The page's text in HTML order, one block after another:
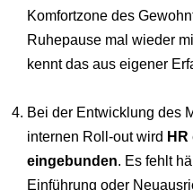
Komfortzone des
Ruhepause mal wieder
kennt das aus eigener
Bei der Entwicklung des
internen Roll-out wird
eingebunden. Es fehlt
Einführung oder